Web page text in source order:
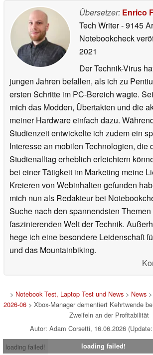
Übersetzer: Enrico
Tech Writer- 9145
Notebookcheck
2021
Der Technik-Virus
jungen Jahren befallen, als ich zu
ersten Schritte im PC-Bereich wagte.
mich das Modden, Übertakten und die
meiner Hardware einfach dazu.
Studienzeit entwickelte ich zudem ein
Interesse an mobilen Technologien, die
Studienalltag erheblich erleichtern
bei einer Tätigkeit im Marketing meine
Kreieren von Webinhalten gefunden
mich nun als Redakteur bei
Suche nach den spannendsten
faszinierenden Welt der Technik.
hege ich eine besondere Leidenschaft
und das Mountainbiking.
> Notebook Test, Laptop Test und News> News>
2026-06> Xbox-Manager dementiert Kehrtwende
Zweifeln an der Profitabilität
Autor: Adam Corsetti, 16.06.2026
loading failed!
loading failed!